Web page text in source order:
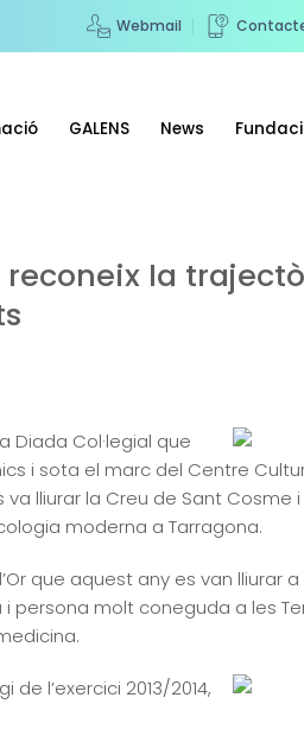
Webmail
GALENS News
reconeix la
Diada Col·legial que
i sota el marc del Centre
lliurar la Creu de Sant Cosme
moderna a Tarragona.
que aquest any es van lliurar
persona molt coneguda a les
l’exercici 2013/2014,